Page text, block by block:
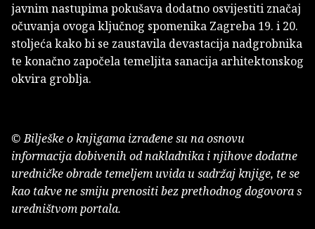
javnim nastupima pokušava dodatno osvijestiti značaj
očuvanja ovoga ključnog spomenika Zagreba 19. i 20.
stoljeća kako bi se zaustavila devastacija nadgrobnika
te konačno započela temeljita sanacija arhitektonskog
okvira groblja.
© Bilješke o knjigama izrađene su na osnovu
informacija dobivenih od nakladnika i njihove dodatne
uredničke obrade temeljem uvida u sadržaj knjige, te se
kao takve ne smiju prenositi bez prethodnog dogovora s
uredništvom portala.